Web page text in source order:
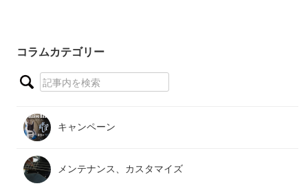
コラムカテゴリー
キャンペーン
メンテナンス、カスタマイズ